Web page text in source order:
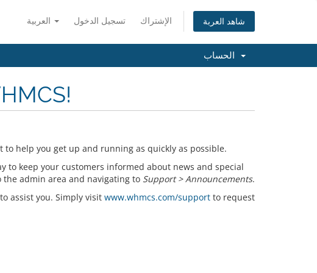
تسجيل الدخول الإشتراك شاهد العربة
to help you get up and running as quickly as possible.
to keep your customers informed about news and special
admin area and navigating to Support > Announcements.
assist you. Simply visit www.whmcs.com/supportto request